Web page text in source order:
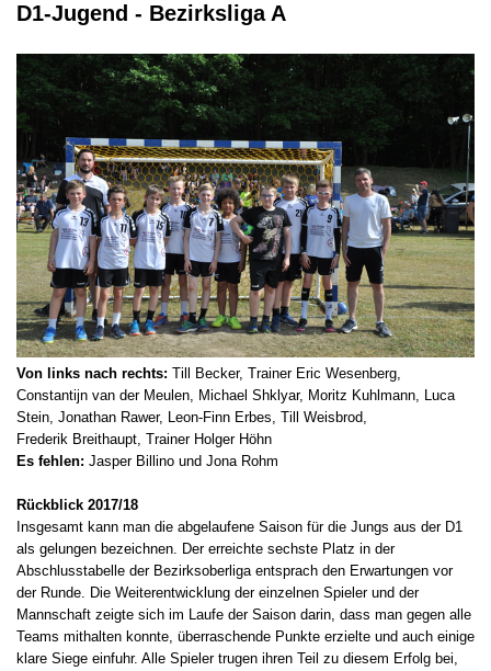
D1-Jugend - Bezirksliga A
Von links nach rechts: Till Becker, Trainer Eric Wesenberg,
Constantijn van der Meulen, Michael Shklyar, Moritz Kuhlmann, Luca
Stein, Jonathan Rawer, Leon-Finn Erbes, Till Weisbrod,
Frederik Breithaupt, Trainer Holger Höhn
Es fehlen: Jasper Billino und Jona Rohm
Rückblick 2017/18
Insgesamt kann man die abgelaufene Saison für die Jungs aus der D1
als gelungen bezeichnen. Der erreichte sechste Platz in der
Abschlusstabelle der Bezirksoberliga entsprach den Erwartungen vor
der Runde. Die Weiterentwicklung der einzelnen Spieler und der
Mannschaft zeigte sich im Laufe der Saison darin, dass man gegen alle
Teams mithalten konnte, überraschende Punkte erzielte und auch einige
klare Siege einfuhr. Alle Spieler trugen ihren Teil zu diesem Erfolg bei,